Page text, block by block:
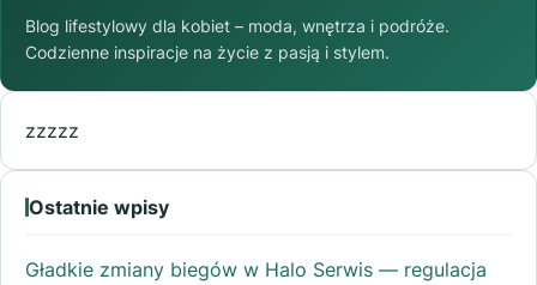
Blog lifestylowy dla kobiet – moda, wnętrza i podróże.
Codzienne inspiracje na życie z pasją i stylem.
zzzzz
Ostatnie wpisy
Gładkie zmiany biegów w Halo Serwis — regulacja